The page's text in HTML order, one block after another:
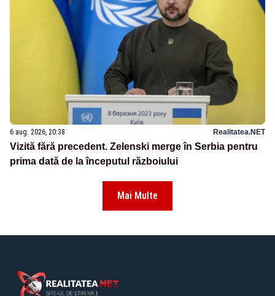
6 aug. 2026, 20:38 Realitatea.NET
Vizită fără precedent. Zelenski merge în Serbia pentru
prima dată de la începutul războiului
Mai Multe